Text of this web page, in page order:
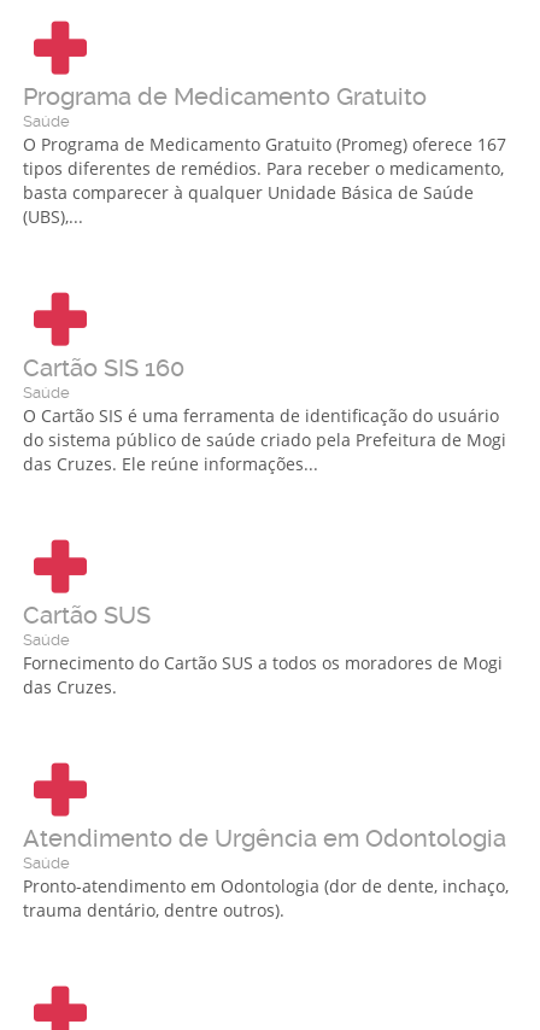
Programa de Medicamento Gratuito
Saúde
O Programa de Medicamento Gratuito (Promeg) oferece 167
tipos diferentes de remédios. Para receber o medicamento,
basta comparecer à qualquer Unidade Básica de Saúde
(UBS),...
Cartão SIS 160
Saúde
O Cartão SIS é uma ferramenta de identificação do usuário
do sistema público de saúde criado pela Prefeitura de Mogi
das Cruzes. Ele reúne informações...
Cartão SUS
Saúde
Fornecimento do Cartão SUS a todos os moradores de Mogi
das Cruzes.
Atendimento de Urgência em Odontologia
Saúde
Pronto-atendimento em Odontologia (dor de dente, inchaço,
trauma dentário, dentre outros).